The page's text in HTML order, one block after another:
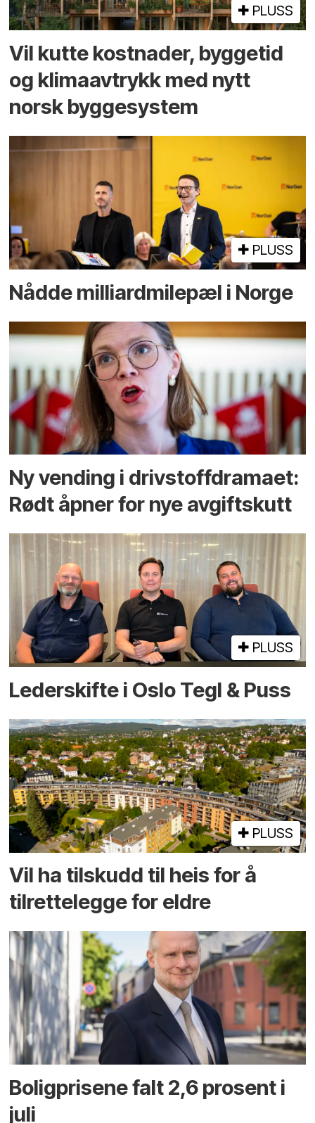
PLUSS
Vil kutte kostnader, byggetid
og klima­avtrykk med nytt
norsk bygge­system
PLUSS
Nådde milliard­­milepæl i Norge
Ny vending i drivstoffdramaet:
Rødt åpner for nye avgiftskutt
PLUSS
Lederskifte i Oslo Tegl & Puss
PLUSS
Vil ha tilskudd til heis for å
tilrettelegge for eldre
Boligprisene falt 2,6 prosent i
juli